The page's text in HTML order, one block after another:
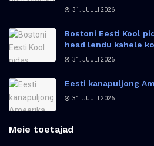
31. JUULI 2026
Bostoni Eesti Kool
head lendu kahele
31. JUULI 2026
Eesti kanapuljong
31. JUULI 2026
Meie toetajad